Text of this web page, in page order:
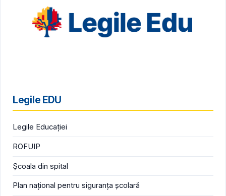
Legile EDU
Legile Educației
ROFUIP
Școala din spital
Plan național pentru siguranța școlară